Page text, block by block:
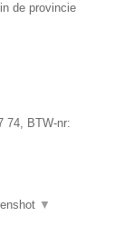
de provincie
74, BTW-nr:
▼